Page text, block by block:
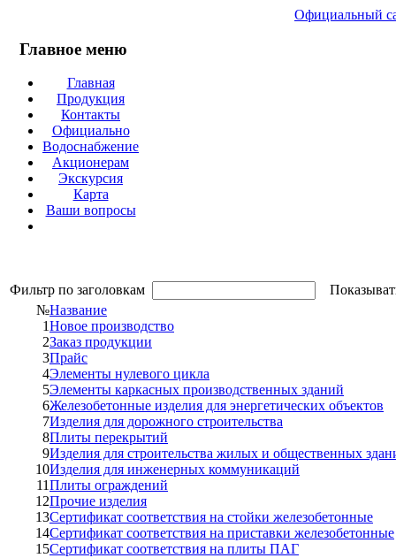
Официальный
Главное меню
Главная
Продукция
Контакты
Официально
Водоснабжение
Акционерам
Экскурсия
Карта
Ваши вопросы
Фильтр по заголовкам
№Название
1Новое производство
2Заказ продукции
3Прайс
4Элементы нулевого цикла
5Элементы каркасных производственных зданий
6Железобетонные изделия для энергетических объектов
7Изделия для дорожного строительства
8Плиты перекрытий
9Изделия для строительства жилых и общественных
10Изделия для инженерных коммуникаций
11Плиты ограждений
12Прочие изделия
13Сертификат соответствия на стойки железобетонные
14Сертификат соответствия на приставки железобетонные
15Сертификат соответствия на плиты ПАГ